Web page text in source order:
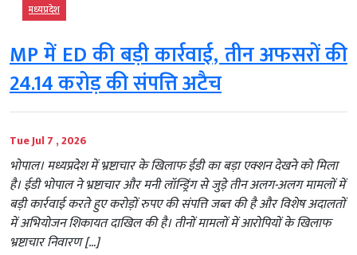
मध्‍यप्रदेश
MP में ED की बड़ी कार्रवाई, तीन अफसरों की
24.14 करोड़ की संपत्ति अटैच
Tue Jul 7 , 2026
भोपाल। मध्यप्रदेश में भ्रष्टाचार के खिलाफ ईडी का बड़ा एक्शन देखने को मिला
है। ईडी भोपाल ने भ्रष्टाचार और मनी लॉन्ड्रिंग से जुड़े तीन अलग-अलग मामलों में
बड़ी कार्रवाई करते हुए करोड़ों रुपए की संपत्ति जब्त की है और विशेष अदालतों
में अभियोजन शिकायत दाखिल की है। तीनों मामलों में आरोपियों के खिलाफ
भ्रष्टाचार निवारण […]